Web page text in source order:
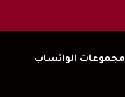
مجموعات الواتساب